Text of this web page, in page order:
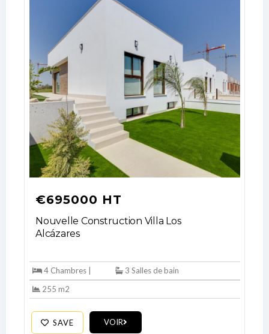
€695000 HT
Nouvelle Construction Villa Los
Alcázares
4 Chambres |
3 Salles de bain
255 m2
SAVE VOIR